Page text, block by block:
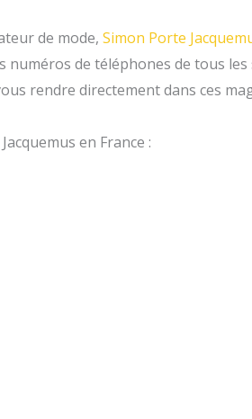
de mode, Simon Porte
numéros de téléphones de tous les
rendre directement dans ces
en France :